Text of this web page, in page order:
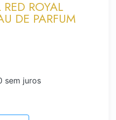
ROYAL
DE PARFUM
sem juros